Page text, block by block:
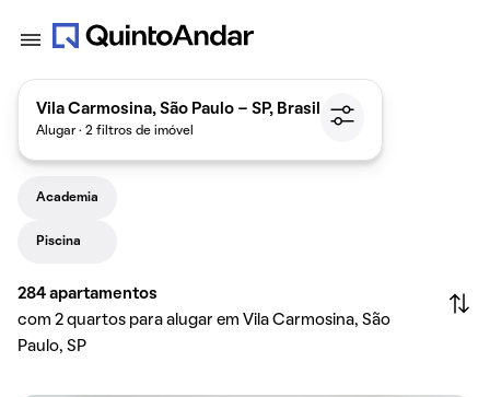
Vila Carmosina, São Paulo - SP, Brasil
Alugar · 2 filtros de imóvel
Academia
Piscina
284 apartamentos
com 2 quartos para alugar em Vila Carmosina, São
Paulo, SP